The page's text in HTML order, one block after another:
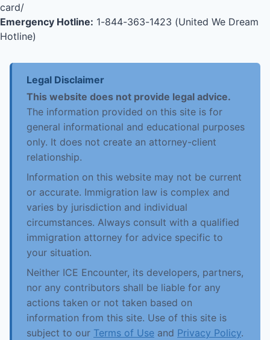
card/
Emergency Hotline: 1-844-363-1423 (United We Dream
Hotline)
Legal Disclaimer
This website does not provide legal advice.
The information provided on this site is for
general informational and educational purposes
only. It does not create an attorney-client
relationship.
Information on this website may not be current
or accurate. Immigration law is complex and
varies by jurisdiction and individual
circumstances. Always consult with a qualified
immigration attorney for advice specific to
your situation.
Neither ICE Encounter, its developers, partners,
nor any contributors shall be liable for any
actions taken or not taken based on
information from this site. Use of this site is
subject to our Terms of Use and Privacy Policy.